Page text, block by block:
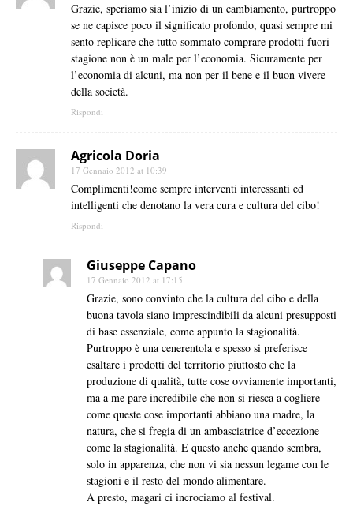
Grazie, speriamo sia l’inizio di un cambiamento, purtroppo
se ne capisce poco il significato profondo, quasi sempre mi
sento replicare che tutto sommato comprare prodotti fuori
stagione non è un male per l’economia. Sicuramente per
l’economia di alcuni, ma non per il bene e il buon vivere
della società.
Rispondi
Agricola Doria
17 Gennaio 2012 at 10:39
Complimenti!come sempre interventi interessanti ed
intelligenti che denotano la vera cura e cultura del cibo!
Rispondi
Giuseppe Capano
17 Gennaio 2012 at 17:15
Grazie, sono convinto che la cultura del cibo e della
buona tavola siano imprescindibili da alcuni presupposti
di base essenziale, come appunto la stagionalità.
Purtroppo è una cenerentola e spesso si preferisce
esaltare i prodotti del territorio piuttosto che la
produzione di qualità, tutte cose ovviamente importanti,
ma a me pare incredibile che non si riesca a cogliere
come queste cose importanti abbiano una madre, la
natura, che si fregia di un ambasciatrice d’eccezione
come la stagionalità. E questo anche quando sembra,
solo in apparenza, che non vi sia nessun legame con le
stagioni e il resto del mondo alimentare.
A presto, magari ci incrociamo al festival.